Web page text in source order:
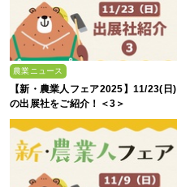
農業ニュース
【新・農業人フェア2025】11/23(日)
の出展社をご紹介！＜3＞